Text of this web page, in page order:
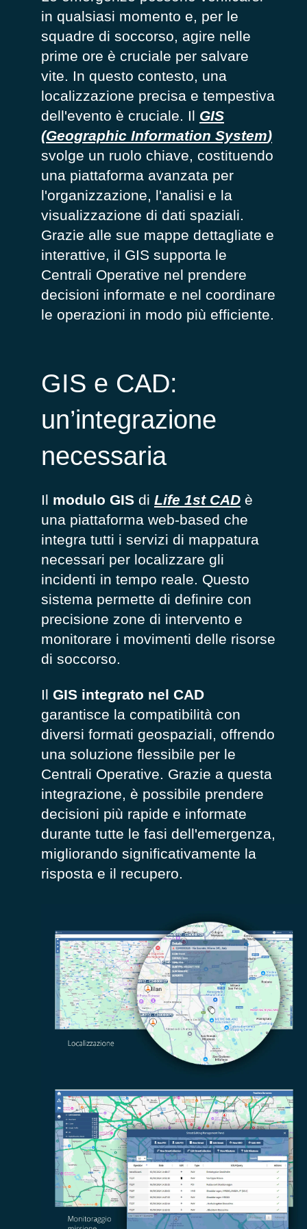
in qualsiasi momento e, per le
squadre di soccorso, agire nelle
prime ore è cruciale per salvare
vite. In questo contesto, una
localizzazione precisa e tempestiva
dell'evento è cruciale. Il GIS
(Geographic Information System)
svolge un ruolo chiave, costituendo
una piattaforma avanzata per
l'organizzazione, l'analisi e la
visualizzazione di dati spaziali.
Grazie alle sue mappe dettagliate e
interattive, il GIS supporta le
Centrali Operative nel prendere
decisioni informate e nel coordinare
le operazioni in modo più efficiente.
GIS e CAD:
un’integrazione
necessaria
Il modulo GIS di Life 1st CAD è
una piattaforma web-based che
integra tutti i servizi di mappatura
necessari per localizzare gli
incidenti in tempo reale. Questo
sistema permette di definire con
precisione zone di intervento e
monitorare i movimenti delle risorse
di soccorso.
Il GIS integrato nel CAD
garantisce la compatibilità con
diversi formati geospaziali, offrendo
una soluzione flessibile per le
Centrali Operative. Grazie a questa
integrazione, è possibile prendere
decisioni più rapide e informate
durante tutte le fasi dell'emergenza,
migliorando significativamente la
risposta e il recupero